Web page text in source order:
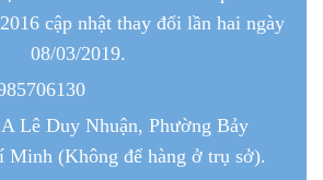
cập nhật thay đổi lần hai ngày
08/03/2019.
Lê Duy Nhuận, Phường Bảy
Minh (Không để hàng ở trụ sở).